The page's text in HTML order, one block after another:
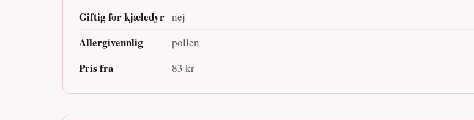
Giftig for kjæledyr nej
Allergivennlig pollen
Pris fra 83 kr